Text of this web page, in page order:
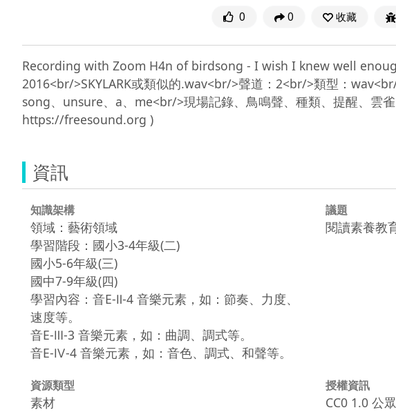
0 0 收藏
Recording with Zoom H4n of birdsong - I wish I knew well
2016<br/>SKYLARK或類似的.wav<br/>聲道：2<br/>類型：
song、unsure、a、me<br/>現場記錄、鳥鳴聲、種類、提醒、雲
資訊
知識架構
領域：藝術領域
學習階段：國小3-4年級(二)
國小5-6年級(三)
國中7-9年級(四)
學習內容：音E-Ⅱ-4 音樂元素，如：節奏、力度、
速度等。
音E-Ⅲ-3 音樂元素，如：曲調、調式等。
音E-Ⅳ-4 音樂元素，如：音色、調式、和聲等。
議題
閱讀素養教
資源類型
素材
授權資訊
CC0 1.0 公